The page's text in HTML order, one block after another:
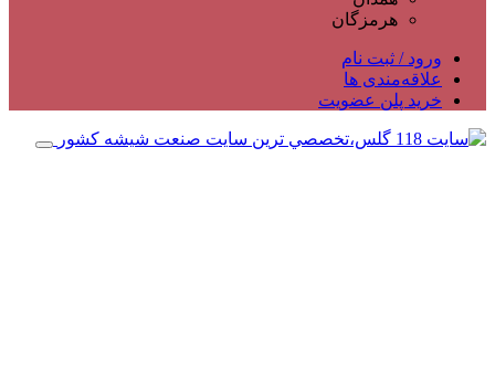
هرمزگان
ورود / ثبت نام
علاقه‌مندی ها
خرید پلن عضویت